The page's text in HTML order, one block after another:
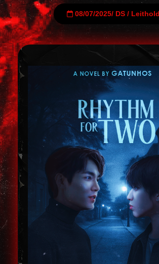
08/07/2025/ DS / Leithold